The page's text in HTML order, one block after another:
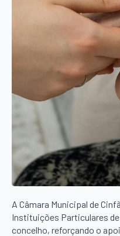
A Câmara Municipal de
Instituições Particulares
concelho, reforçando o